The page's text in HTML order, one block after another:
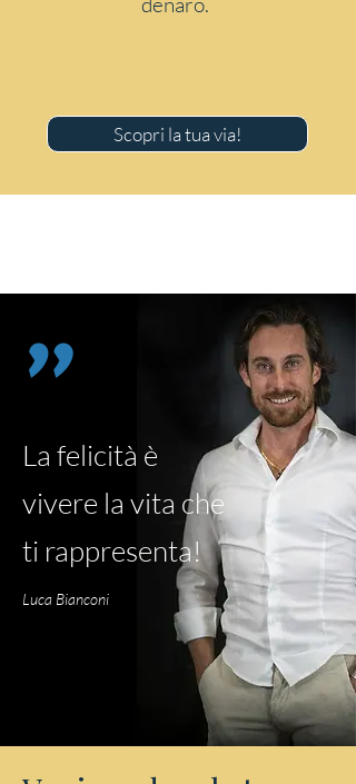
Scopri la tua via!
"
La felicità è
vivere la vita che
ti rappresenta!
Luca Bianconi